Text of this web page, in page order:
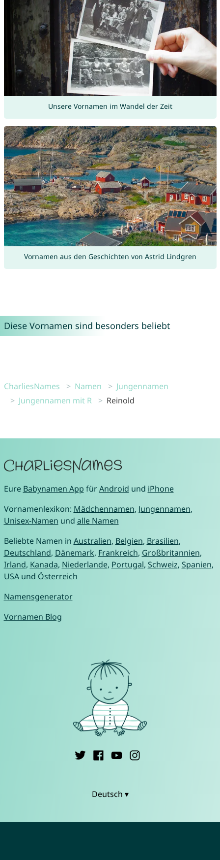
Unsere Vornamen im Wandel der Zeit
Vornamen aus den Geschichten von Astrid Lindgren
Diese Vornamen sind besonders beliebt
CharliesNames Namen
Jungennamen
Jungennamen mit R
Reinold
Eure Babynamen App fürAndroid und iPhone
Vornamenlexikon: Mädchennamen, Jungennamen,
Unisex-Namen und alle Namen
Beliebte Namen in Australien, Belgien, Brasilien,
Deutschland, Dänemark, Frankreich, Großbritannien,
Irland, Kanada, Niederlande, Portugal, Schweiz, Spanien,
USAund Österreich
Namensgenerator
Vornamen Blog
Deutsch ▾